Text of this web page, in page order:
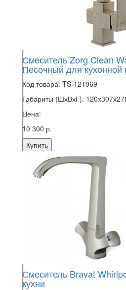
Смеситель Zorg Clean
Песочный для кухонной
Код товара: TS-121069
Габариты (ШхВхГ):
Цена:
10 300 р.
Купить
Смеситель Bravat
кухни